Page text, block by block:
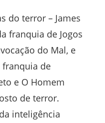
do terror – James
franquia de Jogos
do Mal, e
de
e O Homem
de terror.
inteligência